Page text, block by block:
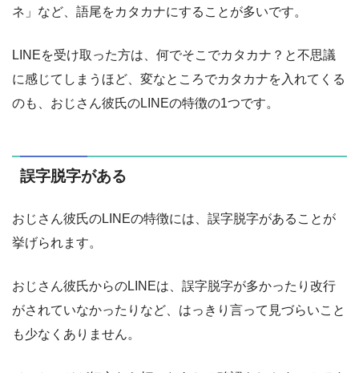
ネ」など、語尾をカタカナにすることが多いです。
LINEを受け取った方は、何でそこでカタカナ？と不思議
に感じてしまうほど、変なところでカタカナを入れてくる
のも、おじさん彼氏のLINEの特徴の1つです。
誤字脱字がある
おじさん彼氏のLINEの特徴には、誤字脱字があることが
挙げられます。
おじさん彼氏からのLINEは、誤字脱字が多かったり改行
がされていなかったりなど、はっきり言って見づらいこと
も少なくありません。